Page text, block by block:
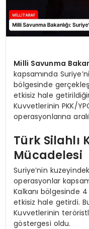
Milli Savunma
kapsamında
bölgesinde
etkisiz hale
Kuvvetlerinin PKK/
operasyonlarına
Türk Silahlı
Mücadelesi
Suriye’nin
operasyonlar
Kalkanı bölgesinde
etkisiz hale getirdi.
Kuvvetlerinin
göstergesi oldu.